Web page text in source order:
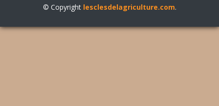
© Copyright lesclesdelagriculture.com.